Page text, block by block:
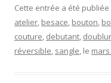
Cette entrée a été publiée
atelier, besace, bouton,
couture, debutant,
réversible, sangle, le mars